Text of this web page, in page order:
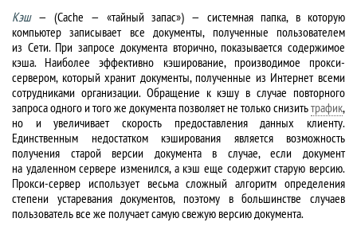
Кэш— (Cache — «тайный запас») — системная папка, в которую
компьютер записывает все документы, полученные пользователем
из Сети. При запросе документа вторично, показывается содержимое
кэша. Наиболее эффективно кэширование, производимое прокси-
сервером, который хранит документы, полученные из Интернет всеми
сотрудниками организации. Обращение к кэшу в случае повторного
запроса одного и того же документа позволяет не только снизитьтрафик,
но и увеличивает скорость предоставления данных клиенту.
Единственным недостатком кэширования является возможность
получения старой версии документа в случае, если документ
на удаленном сервере изменился, а кэш еще содержит старую версию.
Прокси-сервер использует весьма сложный алгоритм определения
степени устаревания документов, поэтому в большинстве случаев
пользователь все же получает самую свежую версию документа.